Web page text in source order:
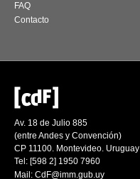
FAQ
Contacto
Av. 18 de Julio 885
(entre Andes y Convención)
CP 11100. Montevideo. Uruguay
Tel: [598 2] 1950 7960
Mail: CdF@imm.gub.uy